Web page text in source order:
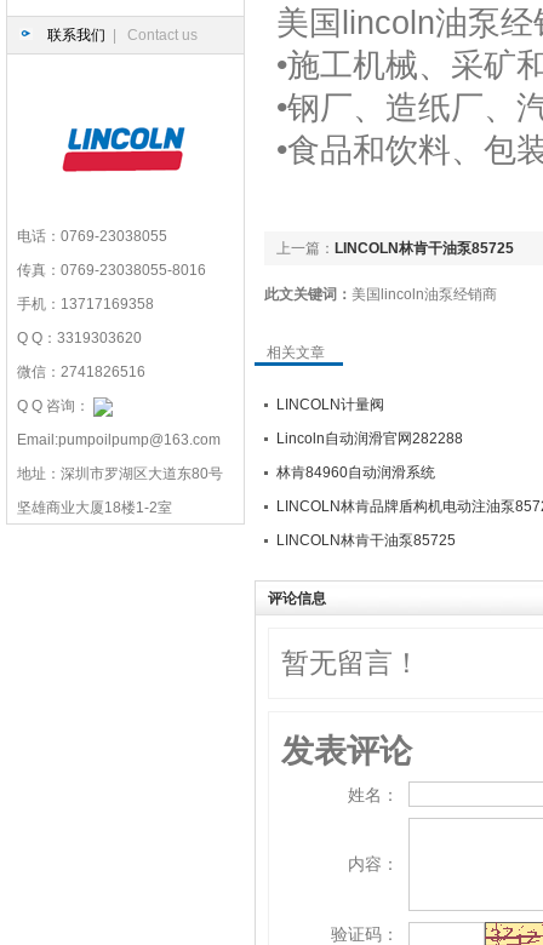
联系我们 | Contact us
电话：0769-23038055
传真：0769-23038055-8016
手机：13717169358
Q Q：3319303620
微信：2741826516
Q Q 咨询：
Email:pumpoilpump@163.com
地址：深圳市罗湖区大道东80号
坚雄商业大厦18楼1-2室
美国lincoln油泵
•施工机械、采矿
•钢厂、造纸厂、
•食品和饮料、包
上一篇： LINCOLN林肯干油泵85725
此文关键词： 美国lincoln油泵经销商
相关文章
LINCOLN计量阀
Lincoln自动润滑官网282288
林肯84960自动润滑系统
LINCOLN林肯品牌盾构机电动注油泵
LINCOLN林肯干油泵85725
评论信息
暂无留言！
发表评论
姓名：
内容：
验证码：